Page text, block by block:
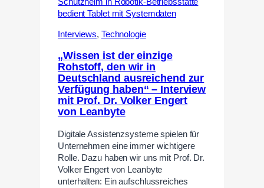
Interviews, Technologie
„Wissen ist der einzige
Rohstoff, den wir in
Deutschland ausreichend zur
Verfügung haben“ – Interview
mit Prof. Dr. Volker Engert
von Leanbyte
Digitale Assistenzsysteme spielen für
Unternehmen eine immer wichtigere
Rolle. Dazu haben wir uns mit Prof. Dr.
Volker Engert von Leanbyte
unterhalten: Ein aufschlussreiches